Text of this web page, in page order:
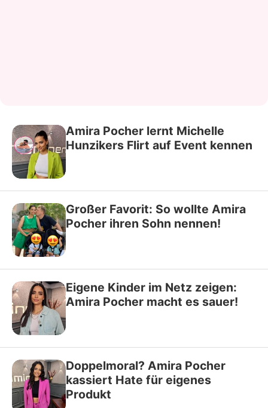
Amira Pocher lernt Michelle
Hunzikers Flirt auf Event kennen
Großer Favorit: So wollte Amira
Pocher ihren Sohn nennen!
Eigene Kinder im Netz zeigen:
Amira Pocher macht es sauer!
Doppelmoral? Amira Pocher
kassiert Hate für eigenes
Produkt